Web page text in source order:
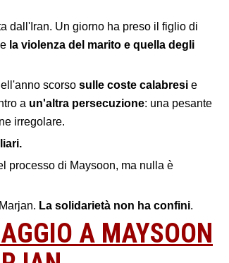
dall'Iran. Un giorno ha preso il figlio di
la violenza del marito e quella degli
scorso sulle coste calabresi e
a un'altra persecuzione: una pesante
irregolare.
processo di Maysoon, ma nulla è
La solidarietà non ha confini.
A MAYSOON